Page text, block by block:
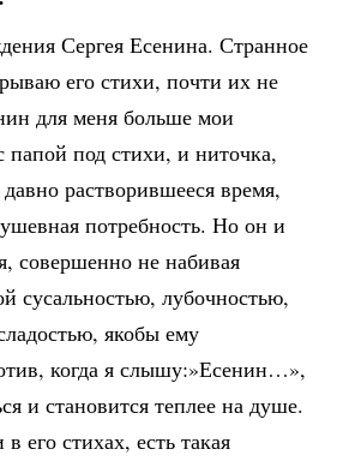
Сергея Есенина. Странное
его стихи, почти их не
для меня больше мои
папой под стихи, и ниточка,
растворившееся время,
потребность. Но он и
совершенно не набивая
сусальностью, лубочностью,
якобы ему
когда я слышу:»Есенин…»,
и становится теплее на душе.
его стихах, есть такая